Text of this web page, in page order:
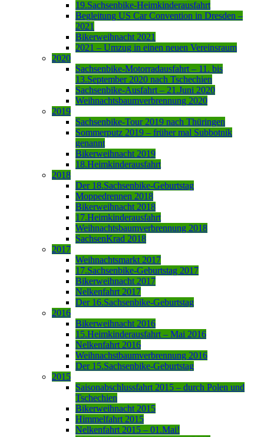
19.Sachsenbike-Heimkinderausfahrt
Begleitung US Car Convention in Dresden –
2021
Bikerweihnacht 2021
2021 – Umzug in einen neuen Vereinsraum
2020
Sachsenbike-Motorradausfahrt – 11. bis
13.September 2020 nach Tschechien
Sachsenbike-Ausfahrt – 21.Juni 2020
Weihnachtsbaumverbrennung 2020
2019
Sachsenbike-Tour 2019 nach Thüringen
Sommerputz 2019 – früher mal Subbotnik
genannt
Bikerweihnacht 2019
18.Heimkinderausfahrt
2018
Der 18.Sachsenbike-Geburtstag
Moppedrennen 2018
Bikerweihnacht 2018
17.Heimkinderausfahrt
Weihnachtsbaumverbrennung 2018
SachsenKrad 2018
2017
Weihnachtsmarkt 2017
17.Sachsenbike-Geburtstag 2017
Bikerweihnacht 2017
Nelkenfahrt 2017
Der 16.Sachsenbike-Geburtstag
2016
Bikerweihnacht 2016
15.Heimkinderausfahrt – Mai 2016
Nelkenfahrt 2016
Weihnachstbaumverbrennung 2016
Der 15.Sachsenbike-Geburtstag
2015
Saisonabschlussfahrt 2015 – durch Polen und
Tschechien
Bikerweihnacht 2015
Himmelfahrt 2015
Nelkenfahrt 2015 – 01.Mai!